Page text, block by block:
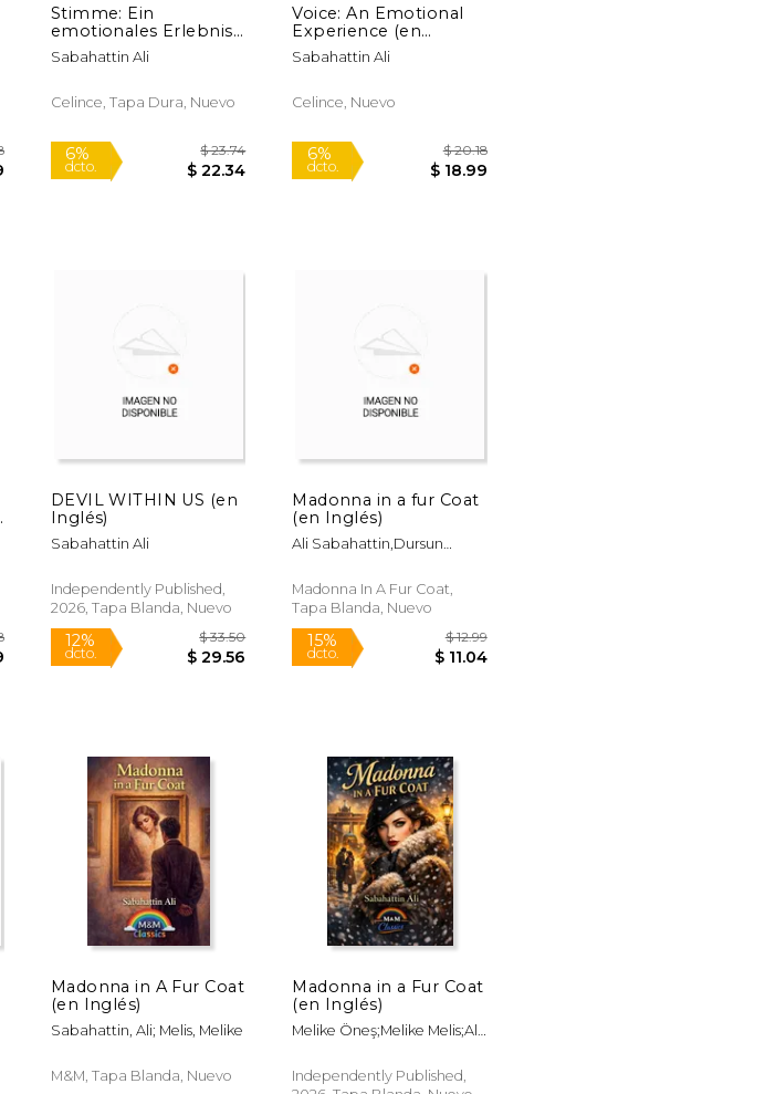
$ 18.99
Stimme: Ein
emotionales Erlebnis
(en Alemán)
Sabahattin Ali
Celince, Tapa Dura, Nuevo
6%
dcto. $ 22.34
Voice: An Emotional
Experience (en
Alemán)
Sabahattin Ali
Celince, Nuevo
6%
dcto.
$ 20.18
DEVIL WITHIN US (en
Inglés)
Sabahattin Ali
Independently Published,
2026, Tapa Blanda, Nuevo
12% $ 33.50
Madonna in a fur Coat
(en Inglés)
Ali Sabahattin,Dursun
Madonna In A Fur Coat,
Tapa Blanda, Nuevo
15%
Madonna in A Fur Coat
(en Inglés)
Sabahattin, Ali; Melis, Melike
M&M, Tapa Blanda, Nuevo
Madonna in a Fur Coat
(en Inglés)
Melike Öneş;Melike Melis;Ali
Independently Published,